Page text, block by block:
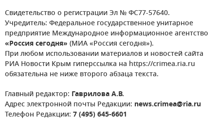
Свидетельство о регистрации Эл № ФС77-57640.
Учредитель: Федеральное государственное унитарное
предприятие Международное информационное агентство
«Россия сегодня» (МИА «Россия сегодня»).
При любом использовании материалов и новостей сайта
РИА Новости Крым гиперссылка на https://crimea.ria.ru
обязательна не ниже второго абзаца текста.
Главный редактор: Гаврилова А.В.
Адрес электронной почты Редакции: news.crimea@ria.ru
Телефон Редакции: 7 (495) 645-6601